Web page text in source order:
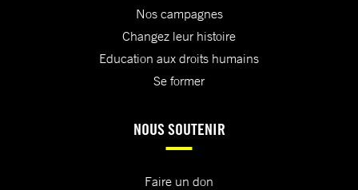
Nos campagnes
Changez leur histoire
Education aux droits humains
Se former
NOUS SOUTENIR
Faire un don